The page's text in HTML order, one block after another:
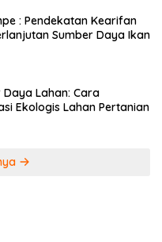
: Pendekatan Kearifan
Sumber Daya Ikan
Lahan: Cara
Ekologis Lahan Pertanian